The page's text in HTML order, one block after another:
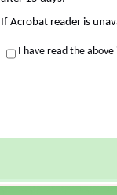
If Acrobat reader is
I have read the